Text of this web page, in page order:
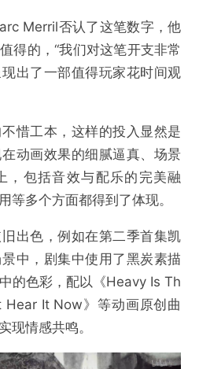
Merril否认了这笔数字，他
得的，“我们对这笔开支非常
出了一部值得玩家花时间观
惜工本，这样的投入显然是
动画效果的细腻逼真、场景
，包括音效与配乐的完美融
等多个方面都得到了体现。
出色，例如在第二季首集凯
中，剧集中使用了黑炭素描
的色彩，配以《Heavy Is Th
It Now》等动画原创曲
现情感共鸣。